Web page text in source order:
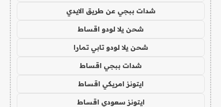
شدات ببجي عن طريق الايدي
شحن يلا لودو اقساط
شحن يلا لودو تابي تمارا
شدات ببجي اقساط
ايتونز امريكي اقساط
ايتونز سعودي اقساط